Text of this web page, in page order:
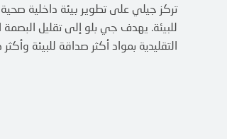
تركز جيلي على تطوير بيئة داخلية صحية
للبيئة. يهدف جي بلو إلى تقليل البصمة
التقليدية بمواد أكثر صداقة للبيئة